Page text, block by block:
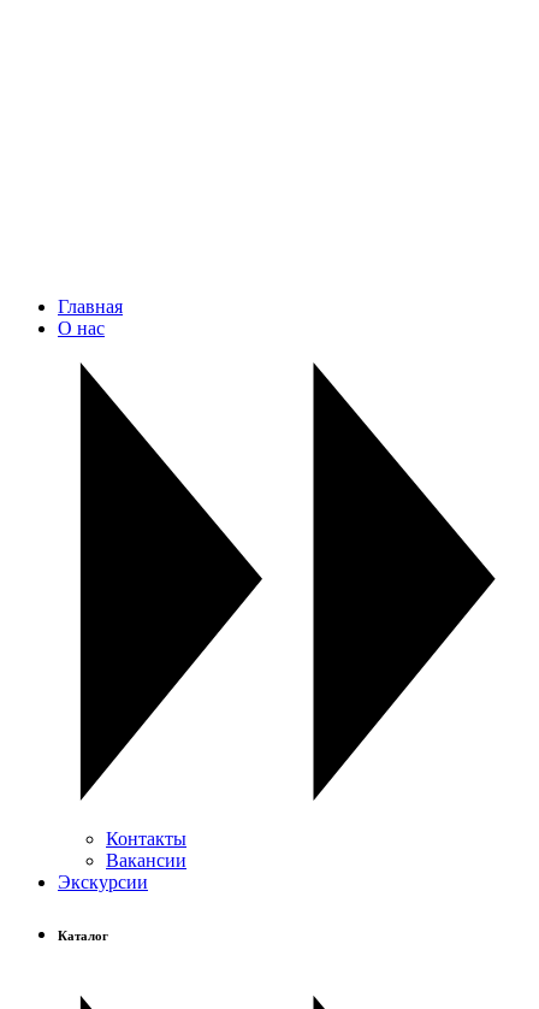
Главная
О нас
Контакты
Вакансии
Экскурсии
Каталог